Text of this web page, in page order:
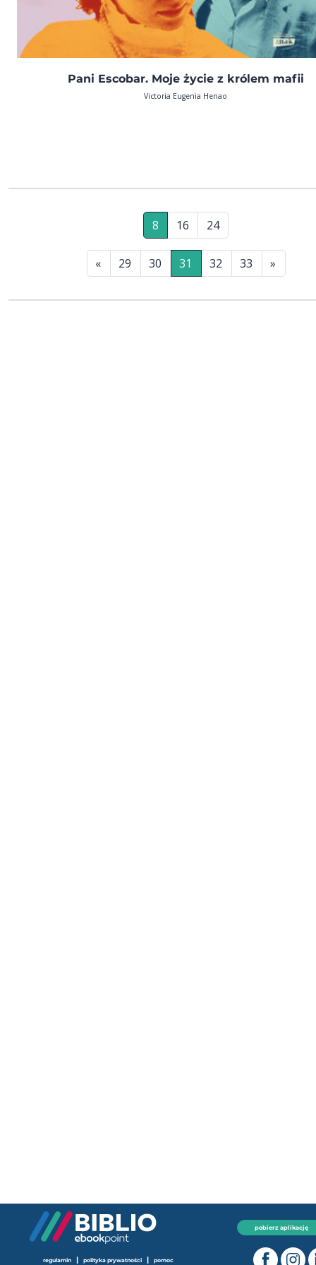
Pani Escobar. Moje życie z królem mafii
Victoria Eugenia Henao
8 16 24
« 29 30 31 32 33 »
pobierz aplikację
regulamin | polityka prywatności | pomoc